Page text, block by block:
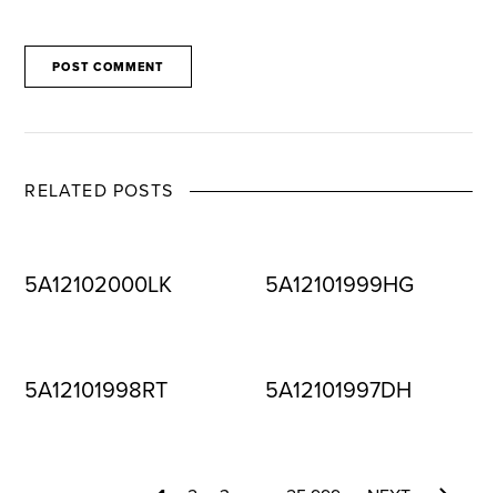
RELATED POSTS
5A12102000LK 5A12101999HG
5A12101998RT 5A12101997DH